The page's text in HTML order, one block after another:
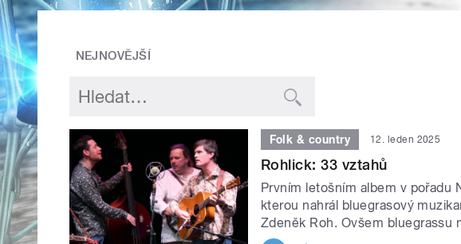
NEJNOVĚJŠÍ
Folk & country 12. leden 2025
Rohlick: 33 vztahů
Prvním letošním albem v pořadu
kterou nahrál bluegrasový
Zdeněk Roh. Ovšem bluegrassu